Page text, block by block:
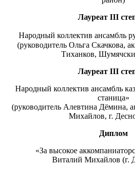
ЛауреатIII
Народный коллектив ансамбль
(руководитель Ольга Скачкова,
Тиханков,
ЛауреатIII
Народный коллектив ансамбль
станица»
(руководитель Алевтина Дёмина,
Михайлов, г.
Диплом
«За высокое
Виталий Михайлов (г.